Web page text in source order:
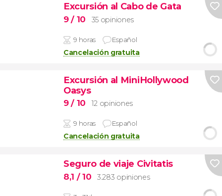
Excursión al Cabo de Gata
9/ 10 35 opiniones
9 horas Español
Cancelación gratuita
Excursión al MiniHollywood
Oasys
9/ 10 12 opiniones
9 horas Español
Cancelación gratuita
Seguro de viaje Civitatis
8,1 / 10 3.283 opiniones